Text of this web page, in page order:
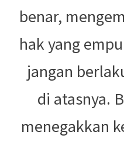
benar,
hak yang
jangan
di atasnya.
menegakkan